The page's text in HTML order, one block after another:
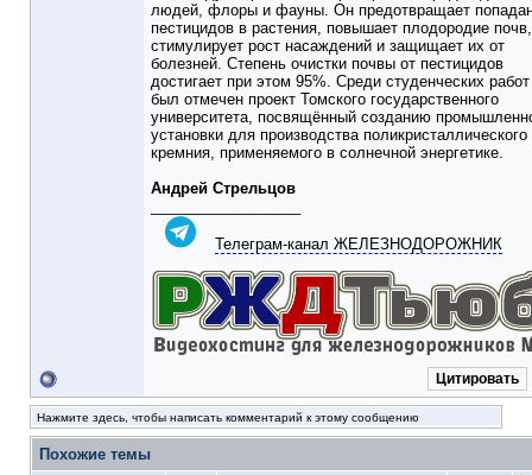
людей, флоры и фауны. Он предотвращает
пестицидов в растения, повышает плодородие почв,
стимулирует рост насаждений и защищает их от
болезней. Степень очистки почвы от пестицидов
достигает при этом 95%. Среди студенческих работ
был отмечен проект Томского государственного
университета, посвящённый созданию
установки для производства поликристаллического
кремния, применяемого в солнечной энергетике.
Андрей Стрельцов
Телеграм-канал ЖЕЛЕЗНОДОРОЖНИК
Цитировать
Нажмите здесь, чтобы написать комментарий к этому сообщению
Похожие темы